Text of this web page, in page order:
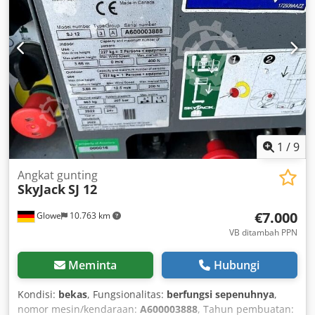
HR11915 Kondisi: Siap digunakan dan berfungsi penuh
Kondisi teknis: normal Ukuran ban depan: 12x16.5 Kondisi
ban depan: 40 - 60% Csdpsy N Hk Iefx Al Dsrf Ukuran ban
belakang: 12x16.5 Kondisi ban belakang: 40 - 60%
Deskripsi: Mesin telah diperiksa secara menyeluruh di
bengkel, dibersihkan, inspeksi UVV dan perawatan telah
dilakukan! Area cat yang rusak dapat dicat ulang atau
diperbaiki dengan dempul sesuai permintaan.
1 /9
Glowe 10.763 km
Angkat gunting
SkyJackSJ 12
€7.000
VB ditambah PPN
Meminta Hubungi
Kondisi: bekas, Fungsionalitas: berfungsi sepenuhnya,
nomor mesin/kendaraan: A600003888, Tahun pembuatan: